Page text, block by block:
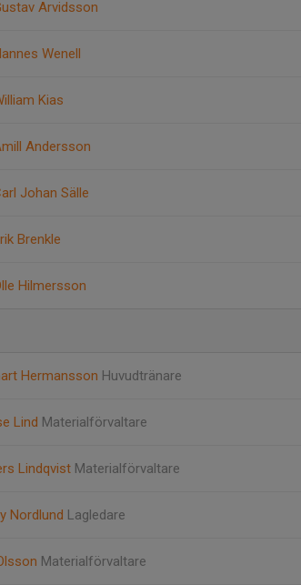
Arvidsson
Wenell
Kias
Andersson
Johan Sälle
Brenkle
Hilmersson
Hermansson Huvudtränare
Lind Materialförvaltare
Lindqvist Materialförvaltare
Nordlund Lagledare
Materialförvaltare